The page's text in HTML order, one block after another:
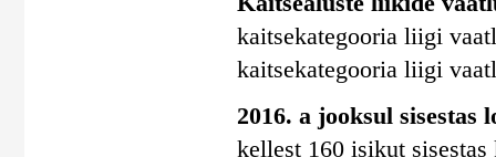
kaitsekategooria liigi
kaitsekategooria liigi
2016. a jooksul sisestas
kellest 160 isikut